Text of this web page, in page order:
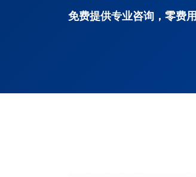
免费提供专业咨询，零费用